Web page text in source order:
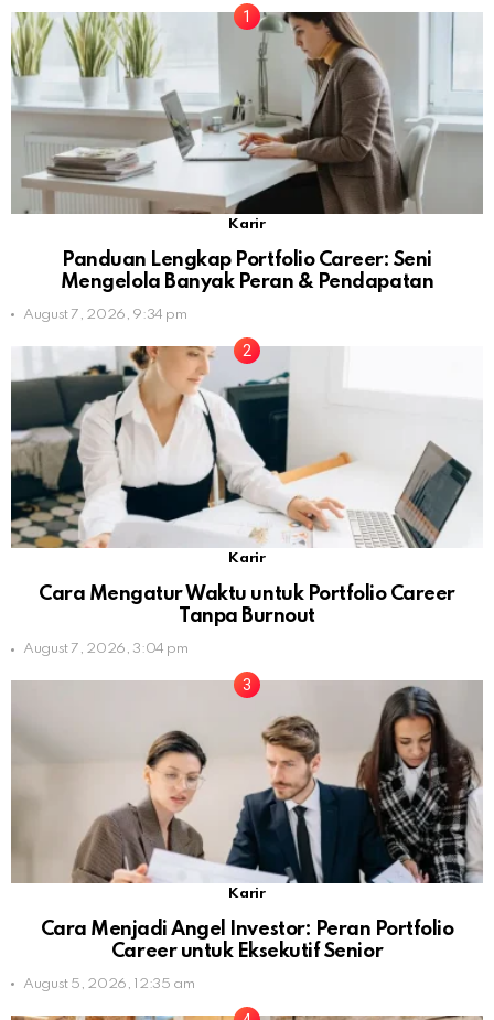
Karir
Panduan Lengkap Portfolio Career: Seni
Mengelola Banyak Peran & Pendapatan
August 7, 2026, 9:34 pm
Karir
Cara Mengatur Waktu untuk Portfolio Career
Tanpa Burnout
August 7, 2026, 3:04 pm
Karir
Cara Menjadi Angel Investor: Peran Portfolio
Career untuk Eksekutif Senior
August 5, 2026, 12:35 am